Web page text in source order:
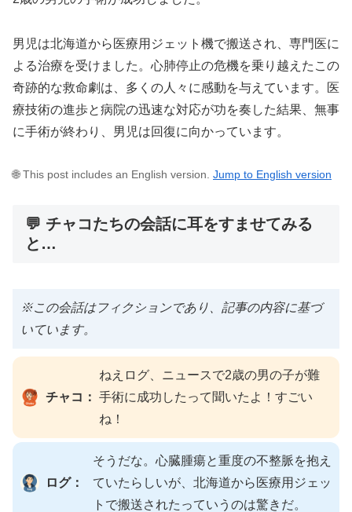
男児は北海道から医療用ジェット機で搬送され、専門医に
よる治療を受けました。心肺停止の危機を乗り越えたこの
奇跡的な救命劇は、多くの人々に感動を与えています。医
療技術の進歩と病院の迅速な対応が功を奏した結果、無事
に手術が終わり、男児は回復に向かっています。
🌐 This post includes an English version. Jump to English version
💬 チャコたちの会話に耳をすませてみる
と…
※この会話はフィクションであり、記事の内容に基づ
いています。
チャコ：
ねえログ、ニュースで2歳の男の子が難
手術に成功したって聞いたよ！すごい
ね！
ログ：
そうだな。心臓腫瘍と重度の不整脈を抱え
ていたらしいが、北海道から医療用ジェッ
トで搬送されたっていうのは驚きだ。